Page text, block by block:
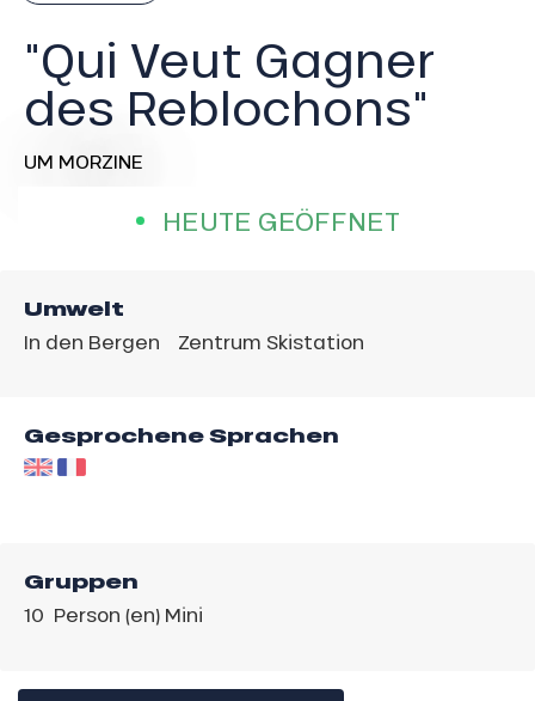
"Qui Veut Gagner
des Reblochons"
UM MORZINE
HEUTE GEÖFFNET
Umwelt
In den Bergen Zentrum Skistation
Gesprochene Sprachen
Gruppen
10 Person (en) Mini